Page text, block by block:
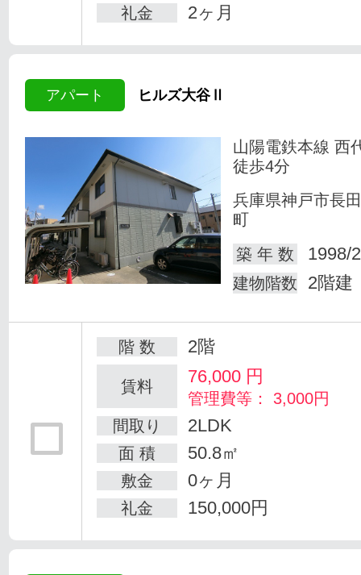
礼金 2ヶ月
アパート ヒルズ大谷Ⅱ
山陽電鉄本線 西
徒歩4分
兵庫県神戸市長
町
築 年 数
1998/
建物階数 2階建
階 数 2階
賃料 76,000 円
管理費等： 3,000円
間取り
2LDK
面 積 50.8㎡
敷金 0ヶ月
礼金 150,000円